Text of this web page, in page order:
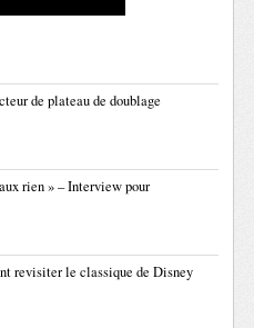
de plateau de doublage
rien » – Interview pour
revisiter le classique de Disney